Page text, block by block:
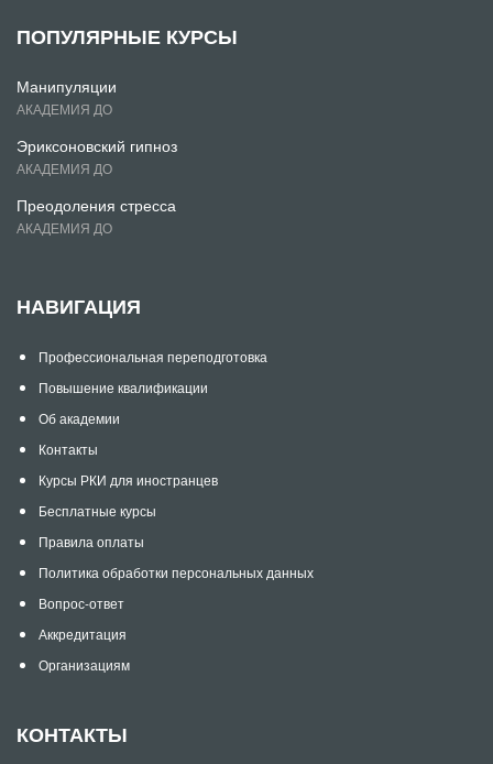
ПОПУЛЯРНЫЕ КУРСЫ
Манипуляции
АКАДЕМИЯ ДО
Эриксоновский гипноз
АКАДЕМИЯ ДО
Преодоления стресса
АКАДЕМИЯ ДО
НАВИГАЦИЯ
Профессиональная переподготовка
Повышение квалификации
Об академии
Контакты
Курсы РКИ для иностранцев
Бесплатные курсы
Правила оплаты
Политика обработки персональных данных
Вопрос-ответ
Аккредитация
Организациям
КОНТАКТЫ